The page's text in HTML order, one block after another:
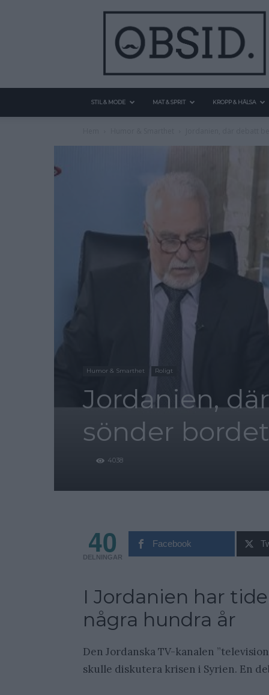
STIL & MODE MAT & SPRIT KROPP & HÄLSA
Humor & Smarthet Roligt
Jordanien,
sönder
4038
40
DELNINGAR
Facebook
I Jordanien har
några hundra år
Den Jordanska TV-kanalen
skulle diskutera krisen i Syrien. En